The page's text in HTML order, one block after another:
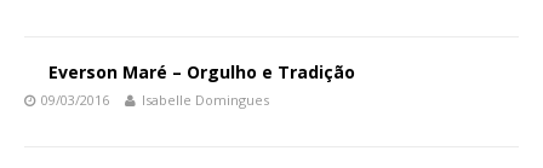
Everson Maré – Orgulho e Tradição
09/03/2016 Isabelle Domingues